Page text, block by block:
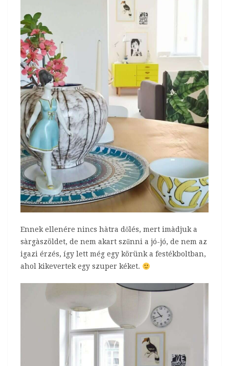
Ennek ellenére nincs hàtra dőlés, mert imàdjuk a
sàrgàszöldet, de nem akart szűnni a jó-jó, de nem az
igazi érzés, így lett még egy körünk a festékboltban,
ahol kikevertek egy szuper kéket.